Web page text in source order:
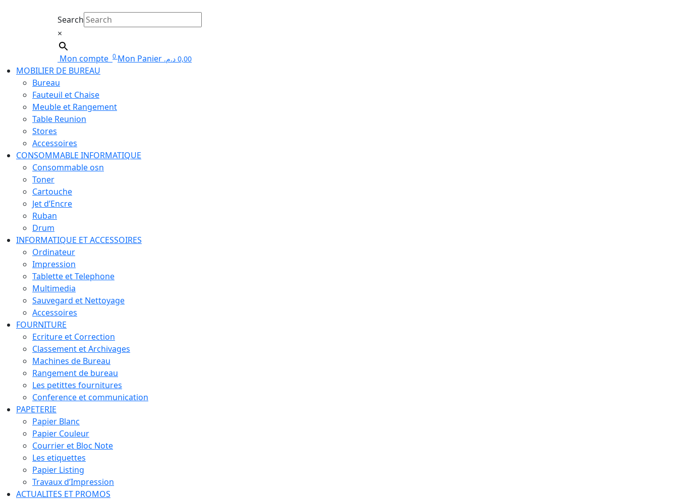
Search
×
Mon compte 0 Mon Panier 0,00 د.م.
MOBILIER DE BUREAU
Bureau
Fauteuil et Chaise
Meuble et Rangement
Table Reunion
Stores
Accessoires
CONSOMMABLE INFORMATIQUE
Consommable osn
Toner
Cartouche
Jet d’Encre
Ruban
Drum
INFORMATIQUE ET ACCESSOIRES
Ordinateur
Impression
Tablette et Telephone
Multimedia
Sauvegard et Nettoyage
Accessoires
FOURNITURE
Ecriture et Correction
Classement et Archivages
Machines de Bureau
Rangement de bureau
Les petittes fournitures
Conference et communication
PAPETERIE
Papier Blanc
Papier Couleur
Courrier et Bloc Note
Les etiquettes
Papier Listing
Travaux d’Impression
ACTUALITES ET PROMOS